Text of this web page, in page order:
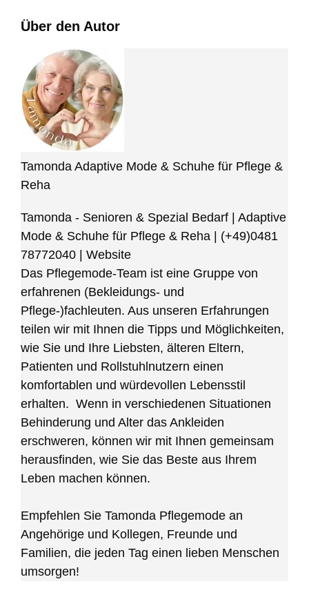
Über den Autor
Tamonda Adaptive Mode & Schuhe für Pflege &
Reha
Tamonda - Senioren & Spezial Bedarf | Adaptive
Mode & Schuhe für Pflege & Reha | (+49)0481
78772040 | Website
Das Pflegemode-Team ist eine Gruppe von
erfahrenen (Bekleidungs- und
Pflege-)fachleuten. Aus unseren Erfahrungen
teilen wir mit Ihnen die Tipps und Möglichkeiten,
wie Sie und Ihre Liebsten, älteren Eltern,
Patienten und Rollstuhlnutzern einen
komfortablen und würdevollen Lebensstil
erhalten. Wenn in verschiedenen Situationen
Behinderung und Alter das Ankleiden
erschweren, können wir mit Ihnen gemeinsam
herausfinden, wie Sie das Beste aus Ihrem
Leben machen können.
Empfehlen Sie Tamonda Pflegemode an
Angehörige und Kollegen, Freunde und
Familien, die jeden Tag einen lieben Menschen
umsorgen!